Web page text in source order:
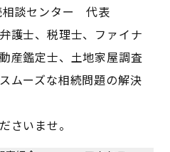
相談センター 代表
護士、税理士、ファイナ
産鑑定士、土地家屋調査
ムーズな相続問題の解決
さいませ。